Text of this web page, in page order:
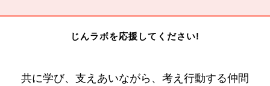
じんラボを応援してください!
共に学び、支えあいながら、考え行動する仲間